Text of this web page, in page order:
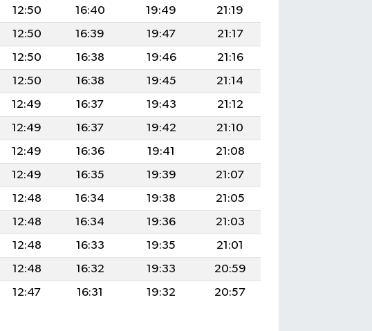
12:50 16:40 19:49
21:19
12:50 16:39 19:47
21:17
12:50 16:38 19:46
21:16
12:50 16:38 19:45
21:14
12:49 16:37 19:43
21:12
12:49 16:37 19:42
21:10
12:49 16:36 19:41
21:08
12:49 16:35 19:39
21:07
12:48 16:34 19:38
21:05
12:48 16:34 19:36
21:03
12:48 16:33 19:35
21:01
12:48 16:32 19:33
20:59
12:47 16:31 19:32 20:57